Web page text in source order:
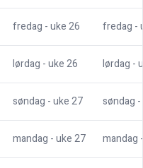
fredag - uke26 fredag -
lørdag - uke26 lørdag -
søndag - uke27 søndag
mandag - uke27 mandag